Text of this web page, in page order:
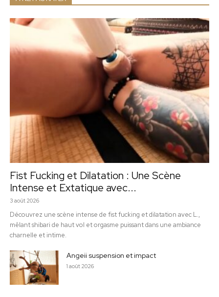
Fist Fucking et Dilatation : Une Scène
Intense et Extatique avec...
3 août 2026
Découvrez une scène intense de fist fucking et dilatation avec L.,
mêlant shibari de haut vol et orgasme puissant dans une ambiance
charnelle et intime.
Angeii suspension et impact
1 août 2026